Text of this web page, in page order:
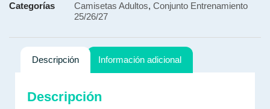
Categorías
Camisetas Adultos, Conjunto Entrenamiento
25/26/27
Descripción Información adicional
Descripción